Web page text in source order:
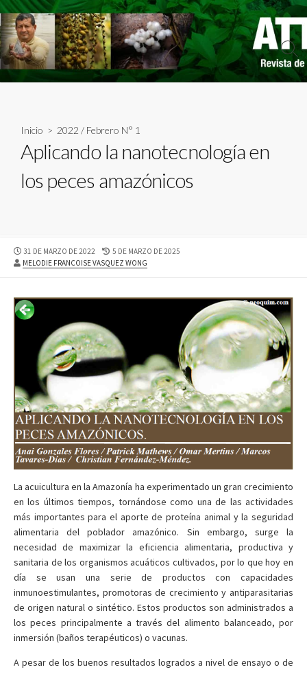
Skip
to
content
Inicio > 2022 / Febrero N° 1
Aplicando la nanotecnología en
los peces amazónicos
PUBLISHED
DATE
31 DE MARZO DE 2022
LAST
MODIFIED
5 DE MARZO DE 2025
AUTHOR
MELODIE FRANCOISE VASQUEZ WONG
La acuicultura en la Amazonía ha experimentado un gran crecimiento
en los últimos tiempos, tornándose como una de las actividades
más importantes para el aporte de proteína animal y la seguridad
alimentaria del poblador amazónico. Sin embargo, surge la
necesidad de maximizar la eficiencia alimentaria, productiva y
sanitaria de los organismos acuáticos cultivados, por lo que hoy en
día se usan una serie de productos con capacidades
inmunoestimulantes, promotoras de crecimiento y antiparasitarias
de origen natural o sintético. Estos productos son administrados a
los peces principalmente a través del alimento balanceado, por
inmersión (baños terapéuticos) o vacunas.
A pesar de los buenos resultados logrados a nivel de ensayo o de